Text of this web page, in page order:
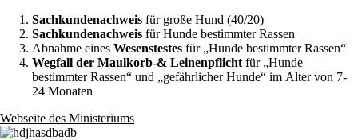
Sachkundenachweis für große Hund (40/20)
Sachkundenachweis für Hunde bestimmter Rassen
Abnahme eines Wesenstestes für „Hunde bestimmter Rassen“
Wegfall der Maulkorb-& Leinenpflicht für „Hunde
bestimmter Rassen“ und „gefährlicher Hunde“ im Alter von 7-
24 Monaten
Webseite des Ministeriums